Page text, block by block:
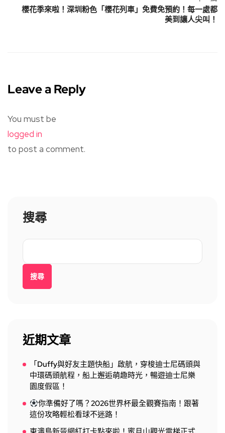
櫻花季來啦！深圳粉色「櫻花列車」免費免預約！每一處都
美到讓人尖叫！
Leave a Reply
You must be
logged in
to post a comment.
搜尋
搜尋
近期文章
「Duffy與好友主題快船」啟航，穿梭迪士尼碼頭與
中環碼頭航程，船上邂逅萌趣時光，暢遊迪士尼樂
園度假區！
你準備好了嗎？2026世界杯最全觀賽指南！跟著
這份攻略輕松看球不迷路！